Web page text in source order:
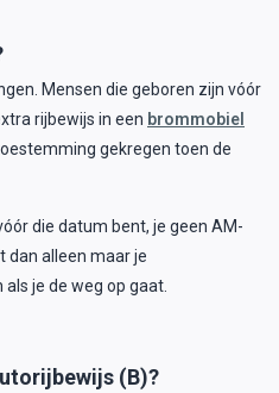
Mensen die geboren zijn vóór
rijbewijs in een brommobiel
gekregen toen de
die datum bent, je geen AM-
dan alleen maar je
je de weg op gaat.
(B)?